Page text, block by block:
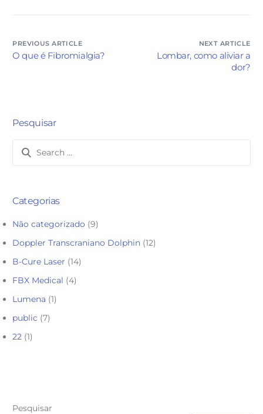
PREVIOUS ARTICLE
O que é Fibromialgia?
NEXT ARTICLE
Lombar, como aliviar a
dor?
Pesquisar
Categorias
Não categorizado (9)
Doppler Transcraniano Dolphin (12)
B-Cure Laser (14)
FBX Medical (4)
Lumena (1)
public (7)
22 (1)
Pesquisar